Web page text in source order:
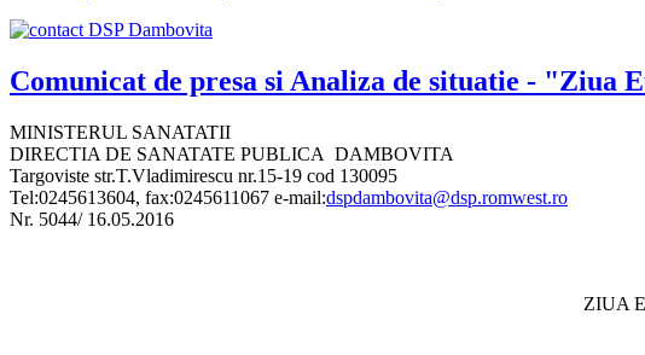
Comunicat de presa si Analiza de situatie -
MINISTERUL SANATATII
DIRECTIA DE SANATATE PUBLICA DAMBOVITA
Targoviste str.T.Vladimirescu nr.15-19 cod 130095
Tel:0245613604, fax:0245611067 e-mail:dspdambovita@dsp.romwest.ro
Nr. 5044/ 16.05.2016
ZIUA